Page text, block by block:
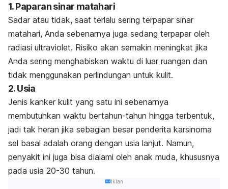
1. Paparan sinar matahari
Sadar atau tidak, saat terlalu sering terpapar sinar
matahari, Anda sebenarnya juga sedang terpapar oleh
radiasi ultraviolet. Risiko akan semakin meningkat jika
Anda sering menghabiskan waktu di luar ruangan dan
tidak menggunakan perlindungan untuk kulit.
2. Usia
Jenis kanker kulit yang satu ini sebenarnya
membutuhkan waktu bertahun-tahun hingga terbentuk,
jadi tak heran jika sebagian besar penderita karsinoma
sel basal adalah orang dengan usia lanjut. Namun,
penyakit ini juga bisa dialami oleh anak muda, khususnya
pada usia 20-30 tahun.
Iklan